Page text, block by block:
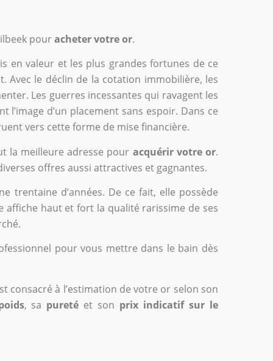
pouracheter votre or.
en valeur et les plus grandes fortunes de ce
Avec le déclin de la cotation immobilière, les
Les guerres incessantes qui ravagent les
d’un placement sans espoir. Dans ce
vers cette forme de mise financière.
la meilleure adresse pour acquérir votre or.
offres aussi attractives et gagnantes.
trentaine d’années. De ce fait, elle possède
affiche haut et fort la qualité rarissime de ses
pour vous mettre dans le bain dès
consacré à l’estimation de votre or selon son
, sa pureté et son prix indicatif sur le